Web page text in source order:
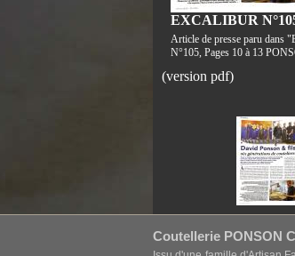
EXCALIBUR
Article de presse paru dans
N°105, Pages 10 à 13
(version pdf)
Coutellerie PONSON